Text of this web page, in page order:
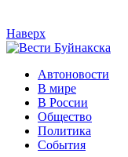
Наверх
Автоновости
В мире
В России
Общество
Политика
События